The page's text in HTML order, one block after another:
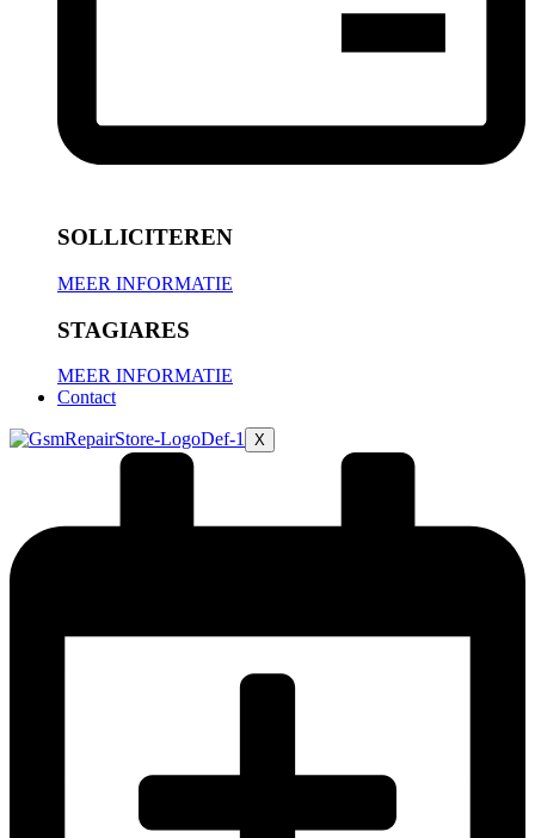
SOLLICITEREN
MEER INFORMATIE
STAGIARES
MEER INFORMATIE
Contact
X